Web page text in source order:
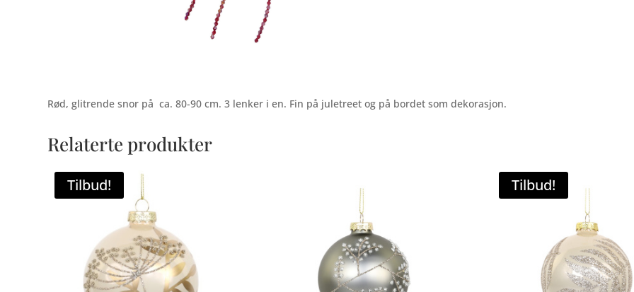
Rød, glitrende snor på ca. 80-90 cm. 3 lenker i en. Fin på juletreet og på bordet som dekorasjon.
Relaterte produkter
Tilbud! Tilbud!